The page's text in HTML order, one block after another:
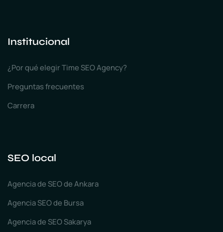
Institucional
¿Por qué elegir Time SEO Agency?
Preguntas frecuentes
Carrera
SEO local
Agencia de SEO de Ankara
Agencia SEO de Bursa
Agencia de SEO Sakarya